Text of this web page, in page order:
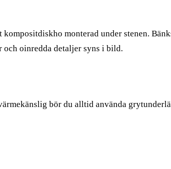
monterad under stenen.
och oinredda detaljer syns i bild.
bör du alltid använda